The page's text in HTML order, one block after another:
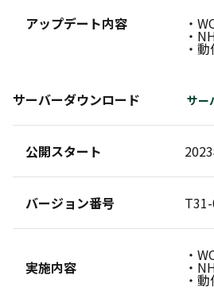
アップデート内容 ・
・
・
サーバーダウンロード サー
公開スタート
バージョン番号
実施内容
・
・
・